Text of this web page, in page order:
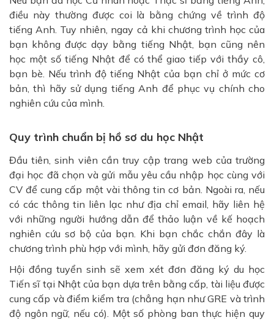
điều này thường được coi là bằng chứng về trình độ
tiếng Anh. Tuy nhiên, ngay cả khi chương trình học của
bạn không được dạy bằng tiếng Nhật, bạn cũng nên
học một số tiếng Nhật để có thể giao tiếp với thầy cô,
bạn bè. Nếu trình độ tiếng Nhật của bạn chỉ ở mức cơ
bản, thì hãy sử dụng tiếng Anh để phục vụ chính cho
nghiên cứu của mình.
Quy trình chuẩn bị hồ sơ du học Nhật
Đầu tiên, sinh viên cần truy cập trang web của trường
đại học đã chọn và gửi mẫu yêu cầu nhập học cùng với
CV để cung cấp một vài thông tin cơ bản. Ngoài ra, nếu
có các thông tin liên lạc như địa chỉ email, hãy liên hệ
với những người hướng dẫn để thảo luận về kế hoạch
nghiên cứu sơ bộ của bạn. Khi bạn chắc chắn đây là
chương trình phù hợp với mình, hãy gửi đơn đăng ký.
Hội đồng tuyển sinh sẽ xem xét đơn đăng ký du học
Tiến sĩ tại Nhật của bạn dựa trên bằng cấp, tài liệu được
cung cấp và điểm kiểm tra (chẳng hạn như GRE và trình
độ ngôn ngữ, nếu có). Một số phòng ban thực hiện quy